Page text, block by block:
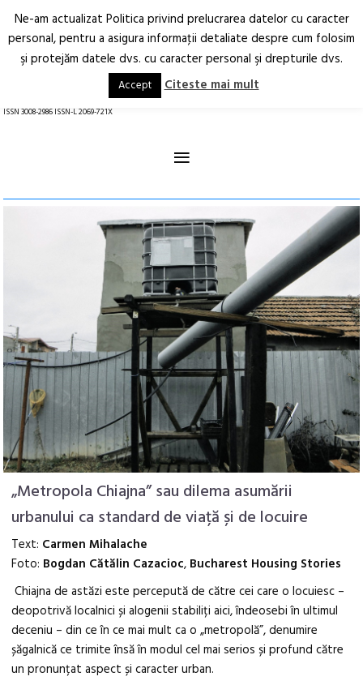
Arhitectură.
Oraș.
RO EN
ISSN 3008-2986 ISSN-L 2069-721X
≡
„Metropola Chiajna” sau dilema asumării
urbanului ca standard de viață și de locuire
Text: Carmen Mihalache
Foto: Bogdan Cătălin Cazacioc, Bucharest Housing Stories
Chiajna de astăzi este percepută de către cei care o locuiesc –
deopotrivă localnici și alogenii stabiliți aici, îndeosebi în ultimul
deceniu – din ce în ce mai mult ca o „metropolă”, denumire
șăgalnică ce trimite însă în modul cel mai serios și profund către
un pronunțat aspect și caracter urban.
Ne-am actualizat Politica privind prelucrarea datelor cu caracter
personal, pentru a asigura informaţii detaliate despre cum folosim
şi protejăm datele dvs. cu caracter personal şi drepturile dvs.
Accept Citeste mai mult